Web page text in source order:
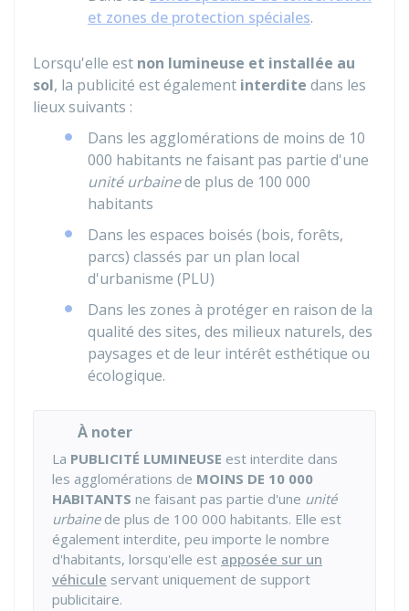
et zones de protection spéciales.
Lorsqu'elle est non lumineuse et installée au
sol, la publicité est également interdite dans les
lieux suivants :
Dans les agglomérations de moins de 10
000 habitants ne faisant pas partie d'une
unité urbainede plus de 100 000
habitants
Dans les espaces boisés (bois, forêts,
parcs) classés par un plan local
d'urbanisme (PLU)
Dans les zones à protéger en raison de la
qualité des sites, des milieux naturels, des
paysages et de leur intérêt esthétique ou
écologique.
À noter
La PUBLICITÉ LUMINEUSE est interdite dans
les agglomérations de MOINS DE 10 000
HABITANTS ne faisant pas partie d'une unité
urbainede plus de 100 000 habitants. Elle est
également interdite, peu importe le nombre
d'habitants, lorsqu'elle est apposée sur un
véhicule servant uniquement de support
publicitaire.